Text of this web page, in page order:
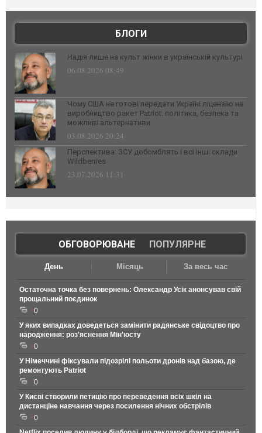
БЛОГИ
Надія лише на культ жінки в українській культурі
06.08.2026 08:49
Чому США не готові передати Україні ліцензію на
виробництво ракет Patriot: політика, безпека та
можливі альтернативи
03.08.2026 20:24
Перспектива: ЗСУ добомблять і всі інші склади
Wildberries
23.07.2026 11:31
ОБГОВОРЮВАНЕ| ПОПУЛЯРНЕ
День Місяць За весь час
Остаточна точка без повернень: Олександр Усік анонсував свій
прощальний поєдинок
0
У яких випадках доведеться замінити радянське свідоцтво про
народження: роз'яснення Мін'юсту
0
У Німеччині фіксували підозрілі польоти дронів над базою, де
ремонтують Patriot
0
У Києві створили петицію про переведення всіх шкіл на
дистанціне навчання через посилення нічних обстрілів
0